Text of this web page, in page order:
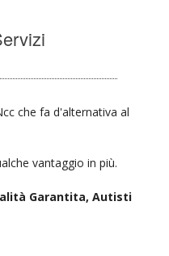
che fa d'alternativa al
vantaggio in più.
Garantita, Autisti